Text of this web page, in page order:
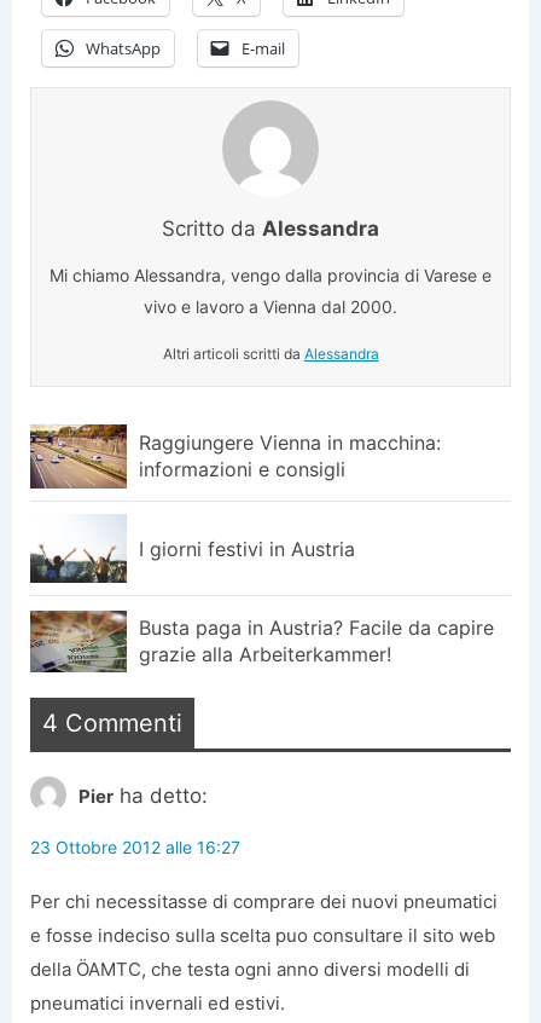
WhatsApp E-mail
Scritto da Alessandra
Mi chiamo Alessandra, vengo dalla provincia di Varese e
vivo e lavoro a Vienna dal 2000.
Altri articoli scritti da Alessandra
Raggiungere Vienna in macchina:
informazioni e consigli
I giorni festivi in Austria
Busta paga in Austria? Facile da capire
grazie alla Arbeiterkammer!
4 Commenti
Pier ha detto:
23 Ottobre 2012 alle 16:27
Per chi necessitasse di comprare dei nuovi pneumatici
e fosse indeciso sulla scelta puo consultare il sito web
della ÖAMTC, che testa ogni anno diversi modelli di
pneumatici invernali ed estivi.